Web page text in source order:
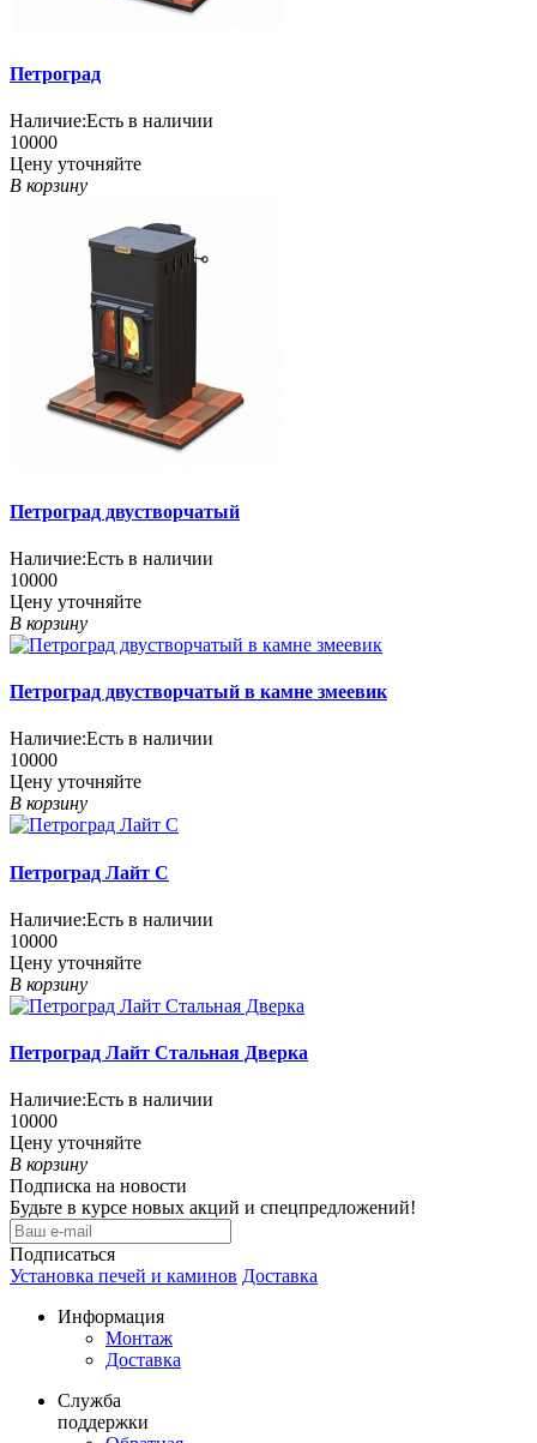
Петроград
Наличие:Есть в наличии
10000
Цену уточняйте
В корзину
Петроград двустворчатый
Наличие:Есть в наличии
10000
Цену уточняйте
В корзину
Петроград двустворчатый в камне змеевик
Наличие:Есть в наличии
10000
Цену уточняйте
В корзину
Петроград Лайт С
Наличие:Есть в наличии
10000
Цену уточняйте
В корзину
Петроград Лайт Стальная Дверка
Наличие:Есть в наличии
10000
Цену уточняйте
В корзину
Подписка на новости
Будьте в курсе новых акций и спецпредложений!
Подписаться
Установка печей и каминов Доставка
Информация
Монтаж
Доставка
Служба
поддержки